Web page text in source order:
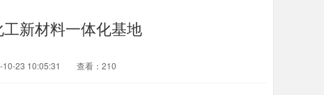
新材料一体化基地
10-23 10:05:31 查看：210